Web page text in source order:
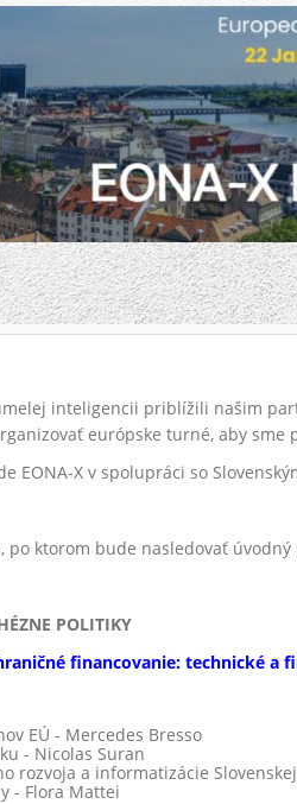
inteligencii priblížili našim
európske turné, aby
EONA-X v spolupráci so
, po ktorom bude nasledovať
POLITIKY
financovanie: technické a
EÚ - Mercedes Bresso
- Nicolas Suran
rozvoja a informatizácie
- Flora Mattei